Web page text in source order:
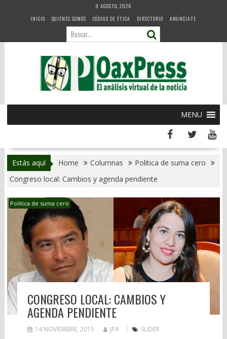
9 AGOSTO, 2026
INICIO
QUIENES SOMOS CÓDIGO DE ÉTICA DIRECTORIO ANÚNCIATE
MENU
Estás aquí Home Columnas
Politica de suma cero
Congreso local: Cambios y agenda pendiente
Politica de suma cero
CONGRESO LOCAL: CAMBIOS Y
AGENDA PENDIENTE
14 NOVIEMBRE, 2015 JPA SLIDER